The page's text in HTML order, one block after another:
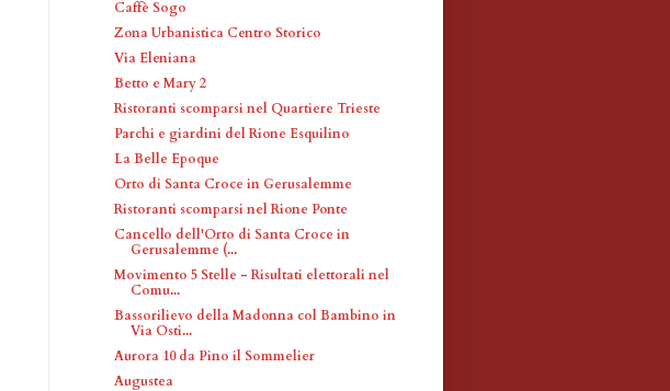
Caffè Sogo
Zona Urbanistica Centro Storico
Via Eleniana
Betto e Mary 2
Ristoranti scomparsi nel Quartiere Trieste
Parchi e giardini del Rione Esquilino
La Belle Epoque
Orto di Santa Croce in Gerusalemme
Ristoranti scomparsi nel Rione Ponte
Cancello dell'Orto di Santa Croce in
Gerusalemme (...
Movimento 5 Stelle - Risultati elettorali nel
Comu...
Bassorilievo della Madonna col Bambino in
Via Osti...
Aurora 10 da Pino il Sommelier
Augustea